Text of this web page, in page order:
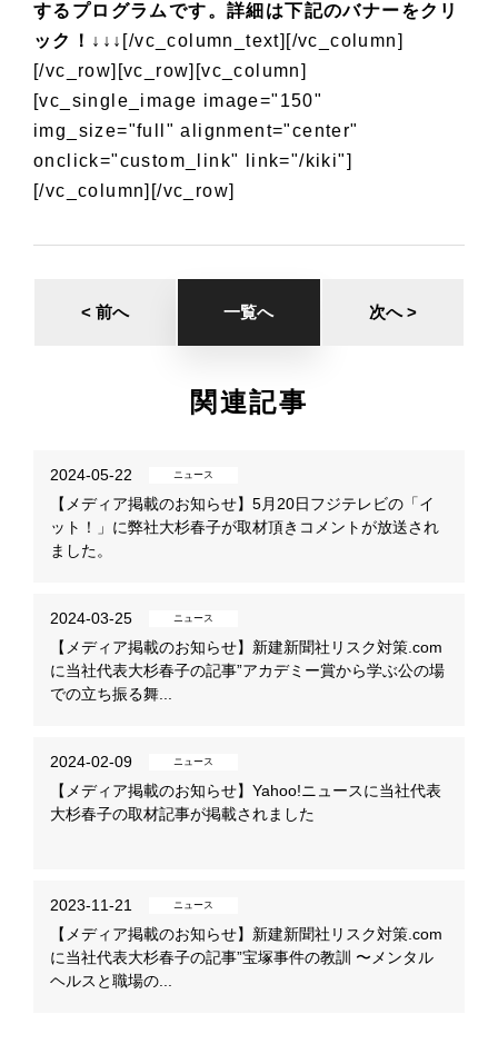
するプログラムです。詳細は下記のバナーをクリ
ック！↓↓↓ [/vc_column_text][/vc_column]
[/vc_row][vc_row][vc_column]
[vc_single_image image="150"
img_size="full" alignment="center"
onclick="custom_link" link="/kiki"]
[/vc_column][/vc_row]
< 前へ 一覧へ 次へ >
関連記事
2024-05-22 ニュース
【メディア掲載のお知らせ】5月20日フジテレビの「イ
ット！」に弊社大杉春子が取材頂きコメントが放送され
ました。
2024-03-25 ニュース
【メディア掲載のお知らせ】新建新聞社リスク対策.com
に当社代表大杉春子の記事”アカデミー賞から学ぶ公の場
での立ち振る舞...
2024-02-09 ニュース
【メディア掲載のお知らせ】Yahoo!ニュースに当社代表
大杉春子の取材記事が掲載されました
2023-11-21 ニュース
【メディア掲載のお知らせ】新建新聞社リスク対策.com
に当社代表大杉春子の記事”宝塚事件の教訓 〜メンタル
ヘルスと職場の...